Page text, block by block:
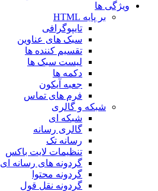
ویژگی ها
بر پایه HTML
تایپوگرافی
سبک های عناوین
تقسیم کننده ها
لیست سبک ها
دکمه ها
جعبه آیکون
فرم های تماس
شبکه و گالری
شبکه ای
گالری رسانه
رسانه تک
تنظیمات لایت باکس
گردونه های رسانه ای
گردونه محتوا
گردونه نقل قول